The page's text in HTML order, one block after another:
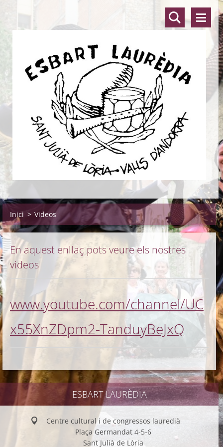
Inici > Videos
En aquest enllaç pots veure els nostres
videos
www.youtube.com/channel/UC
x55XnZDpm2-TanduyBeJxQ
ESBART LAURÈDIA
Centre cultural i de congressos lauredià
Plaça Germandat 4-5-6
Sant Julià de Lòria